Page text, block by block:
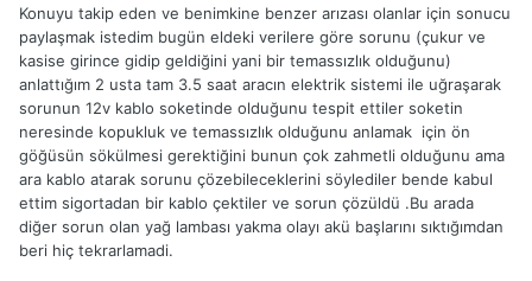
Konuyu takip eden ve benimkine benzer arızası olanlar için sonucu
paylaşmak istedim bugün eldeki verilere göre sorunu (çukur ve
kasise girince gidip geldiğini yani bir temassızlık olduğunu)
anlattığım 2 usta tam 3.5 saat aracın elektrik sistemi ile uğraşarak
sorunun 12v kablo soketinde olduğunu tespit ettiler soketin
neresinde kopukluk ve temassızlık olduğunu anlamak için ön
göğüsün sökülmesi gerektiğini bunun çok zahmetli olduğunu ama
ara kablo atarak sorunu çözebileceklerini söylediler bende kabul
ettim sigortadan bir kablo çektiler ve sorun çözüldü .Bu arada
diğer sorun olan yağ lambası yakma olayı akü başlarını sıktığımdan
beri hiç tekrarlamadi.